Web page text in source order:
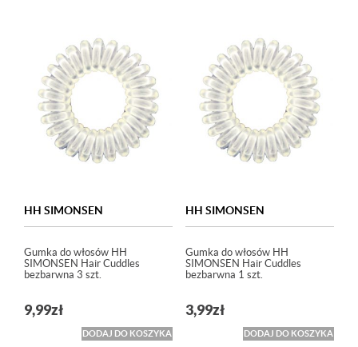
HH SIMONSEN
Gumka do włosów HH
SIMONSEN Hair Cuddles
bezbarwna 3 szt.
9,99zł
DODAJ DO KOSZYKA
HH SIMONSEN
Gumka do włosów HH
SIMONSEN Hair Cuddles
bezbarwna 1 szt.
3,99zł
DODAJ DO KOSZYKA